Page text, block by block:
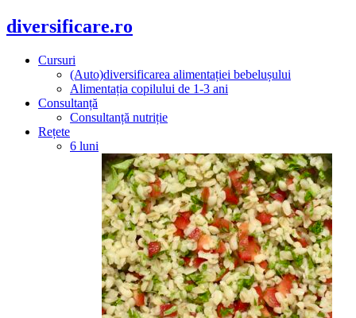
diversificare.ro
Cursuri
(Auto)diversificarea alimentației bebelușului
Alimentația copilului de 1-3 ani
Consultanță
Consultanță nutriție
Rețete
6 luni